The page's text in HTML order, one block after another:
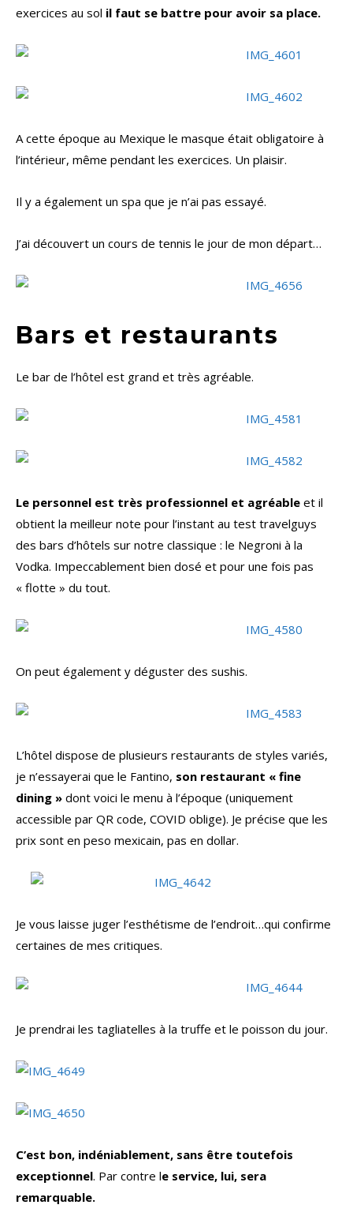
exercices au sol il faut se battre pour avoir sa place.
A cette époque au Mexique le masque était obligatoire à
l’intérieur, même pendant les exercices. Un plaisir.
Il y a également un spa que je n’ai pas essayé.
J’ai découvert un cours de tennis le jour de mon départ…
Bars et restaurants
Le bar de l’hôtel est grand et très agréable.
Le personnel est très professionnel et agréable et il
obtient la meilleur note pour l’instant au test travelguys
des bars d’hôtels sur notre classique : le Negroni à la
Vodka. Impeccablement bien dosé et pour une fois pas
« flotte » du tout.
On peut également y déguster des sushis.
L’hôtel dispose de plusieurs restaurants de styles variés,
je n’essayerai que le Fantino, son restaurant « fine
dining » dont voici le menu à l’époque (uniquement
accessible par QR code, COVID oblige). Je précise que les
prix sont en peso mexicain, pas en dollar.
Je vous laisse juger l’esthétisme de l’endroit…qui confirme
certaines de mes critiques.
Je prendrai les tagliatelles à la truffe et le poisson du jour.
C’est bon, indéniablement, sans être toutefois
exceptionnel. Par contre le service, lui, sera
remarquable.